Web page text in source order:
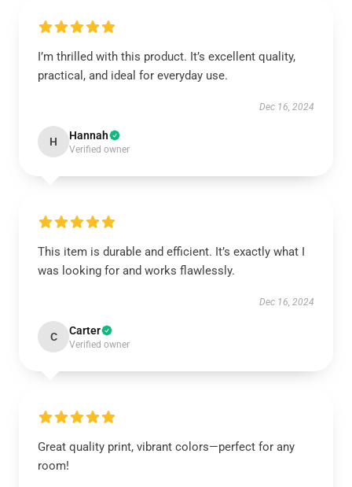
I’m thrilled with this product. It’s excellent quality,
practical, and ideal for everyday use.
Dec 16, 2024
H Hannah
Verified owner
This item is durable and efficient. It’s exactly what I
was looking for and works flawlessly.
Dec 16, 2024
C Carter
Verified owner
Great quality print, vibrant colors—perfect for any
room!